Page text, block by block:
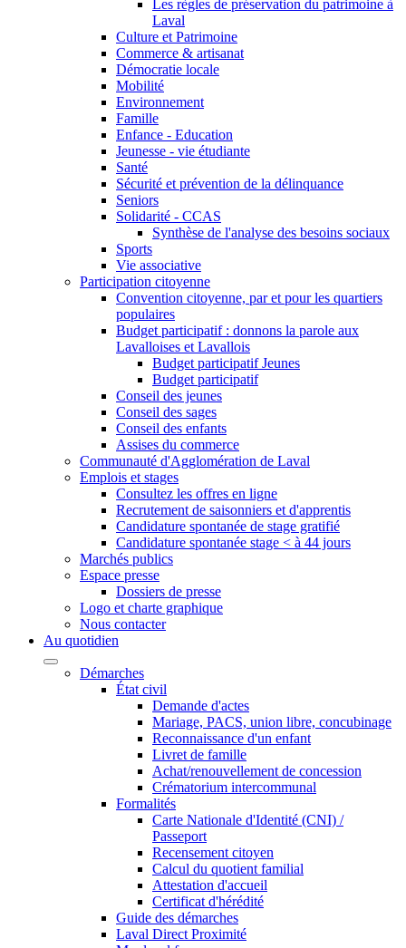
Les règles de préservation du patrimoine à
Laval
Culture et Patrimoine
Commerce & artisanat
Démocratie locale
Mobilité
Environnement
Famille
Enfance - Education
Jeunesse - vie étudiante
Santé
Sécurité et prévention de la délinquance
Seniors
Solidarité - CCAS
Synthèse de l'analyse des besoins sociaux
Sports
Vie associative
Participation citoyenne
Convention citoyenne, par et pour les quartiers
populaires
Budget participatif : donnons la parole aux
Lavalloises et Lavallois
Budget participatif Jeunes
Budget participatif
Conseil des jeunes
Conseil des sages
Conseil des enfants
Assises du commerce
Communauté d'Agglomération de Laval
Emplois et stages
Consultez les offres en ligne
Recrutement de saisonniers et d'apprentis
Candidature spontanée de stage gratifié
Candidature spontanée stage < à 44 jours
Marchés publics
Espace presse
Dossiers de presse
Logo et charte graphique
Nous contacter
Au quotidien
Démarches
État civil
Demande d'actes
Mariage, PACS, union libre, concubinage
Reconnaissance d'un enfant
Livret de famille
Achat/renouvellement de concession
Crématorium intercommunal
Formalités
Carte Nationale d'Identité (CNI) /
Passeport
Recensement citoyen
Calcul du quotient familial
Attestation d'accueil
Certificat d'hérédité
Guide des démarches
Laval Direct Proximité